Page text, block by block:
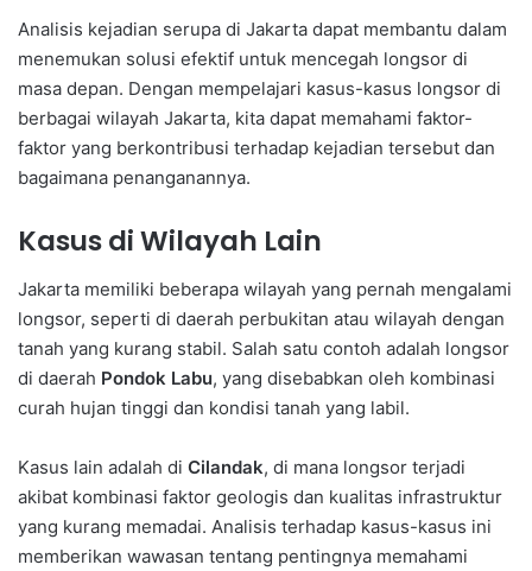
Analisis kejadian serupa di Jakarta dapat membantu dalam
menemukan solusi efektif untuk mencegah longsor di
masa depan. Dengan mempelajari kasus-kasus longsor di
berbagai wilayah Jakarta, kita dapat memahami faktor-
faktor yang berkontribusi terhadap kejadian tersebut dan
bagaimana penanganannya.
Kasus di Wilayah Lain
Jakarta memiliki beberapa wilayah yang pernah mengalami
longsor, seperti di daerah perbukitan atau wilayah dengan
tanah yang kurang stabil. Salah satu contoh adalah longsor
di daerah Pondok Labu, yang disebabkan oleh kombinasi
curah hujan tinggi dan kondisi tanah yang labil.
Kasus lain adalah di Cilandak, di mana longsor terjadi
akibat kombinasi faktor geologis dan kualitas infrastruktur
yang kurang memadai. Analisis terhadap kasus-kasus ini
memberikan wawasan tentang pentingnya memahami